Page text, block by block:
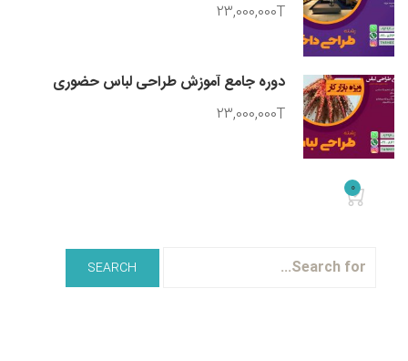
23,000,000T
دوره جامع آموزش طراحی لباس حضوری
23,000,000T
0